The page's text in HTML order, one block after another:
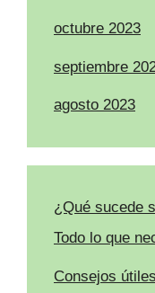
octubre 2023
septiembre
agosto 2023
¿Qué sucede
Todo lo que
Consejos